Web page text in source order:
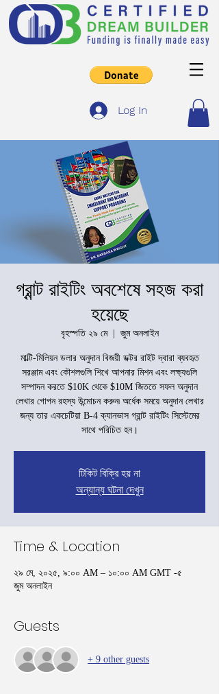
Log In
গ্রান্ট রাইটিং অবশেষে সহজ করা
হয়েছে
বৃহস্পতি ২৯ মে
  |
জুম অনলাইন
মাল্টি-মিলিয়ন ডলার অনুদান বিজয়ী ডক্টর রাইট দ্বারা ব্যবহৃত
সরঞ্জাম এবং কৌশলগুলি শিখে আপনার মিশন এবং লক্ষ্যগুলি
সম্পাদন করতে $10K থেকে $10M জিততে সফল অনুদান
লেখার গোপন রহস্য উন্মোচন করুন৷ অর্ধেক সময়ে অনুদান লেখার
জন্য তার একচেটিয়া B-4 ক্যানভাস গ্রান্ট রাইটিং সিস্টেমের
সাথে পরিচিত হন।
টিকিট বিক্রি হয় না
অন্যান্য ঘটনা দেখুন
Time & Location
২৯ মে, ২০২৫, ৯:০০ AM – ১০:০০ AM GMT -৫
জুম অনলাইন
Guests
+ 9 other guests